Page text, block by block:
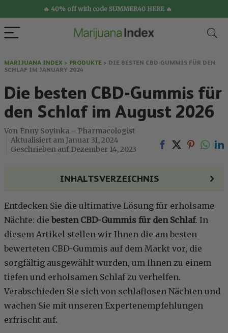
🔥 40% off with code SUMMER40 HERE 🔥
MARIJUANA INDEX > PRODUKTE > DIE BESTEN CBD-GUMMIS FÜR DEN
SCHLAF IM JANUARY 2024
Die besten CBD-Gummis für
den Schlaf im August 2026
Enny Soyinka – Pharmacologist
Januar 31, 2024
Dezember 14, 2023
INHALTSVERZEICHNIS
Entdecken Sie die ultimative Lösung für erholsame
Nächte: die besten CBD-Gummis für den Schlaf. In
diesem Artikel stellen wir Ihnen die am besten
bewerteten CBD-Gummis auf dem Markt vor, die
sorgfältig ausgewählt wurden, um Ihnen zu einem
tiefen und erholsamen Schlaf zu verhelfen.
Verabschieden Sie sich von schlaflosen Nächten und
wachen Sie mit unseren Expertenempfehlungen
erfrischt auf.